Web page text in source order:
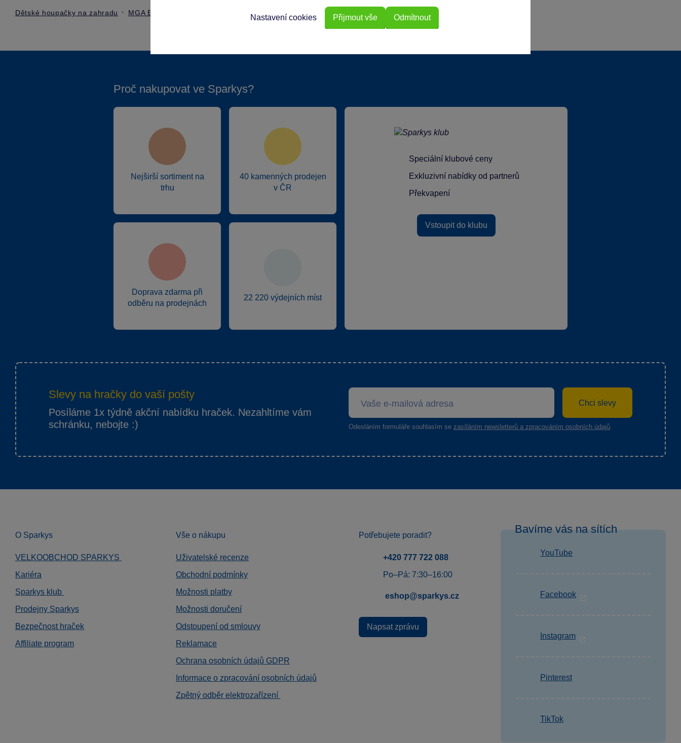
Dětské houpačky na zahradu MGA Entertainment
Proč nakupovat ve Sparkys?
Nejširší sortiment na
trhu
40 kamenných prodejen
v ČR
Doprava zdarma při
odběru na prodejnách
22 220 výdejních míst
Speciální klubové ceny
Exkluzivní nabídky od partnerů
Překvapení
Vstoupit do klubu
Slevy na hračky do vaší pošty
Posíláme 1x týdně akční nabídku hraček. Nezahltíme vám
schránku, nebojte :)
Chci slevy
Odesláním formuláře souhlasím se zasíláním newsletterů a zpracováním osobních údajů
O Sparkys
VELKOOBCHOD SPARKYS
Kariéra
Sparkys klub
Prodejny Sparkys
Bezpečnost hraček
Affiliate program
Vše o nákupu
Uživatelské recenze
Obchodní podmínky
Možnosti platby
Možnosti doručení
Odstoupení od smlouvy
Reklamace
Ochrana osobních údajů GDPR
Informace o zpracování osobních údajů
Zpětný odběr elektrozařízení
Potřebujete poradit?
+420 777 722 088
Po–Pá: 7:30–16:00
eshop@sparkys.cz
Napsat zprávu
Bavíme vás na sítích
YouTube
Facebook
Instagram
Pinterest
TikTok
Odmítnout
Nastavení cookies Přijmout vše